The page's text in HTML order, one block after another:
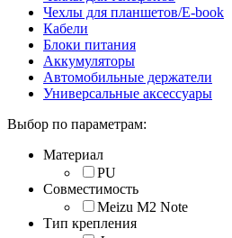
Чехлы для планшетов/E-book
Кабели
Блоки питания
Аккумуляторы
Автомобильные держатели
Универсальные аксессуары
Выбор по параметрам:
Материал
PU
Совместимость
Meizu M2 Note
Тип крепления